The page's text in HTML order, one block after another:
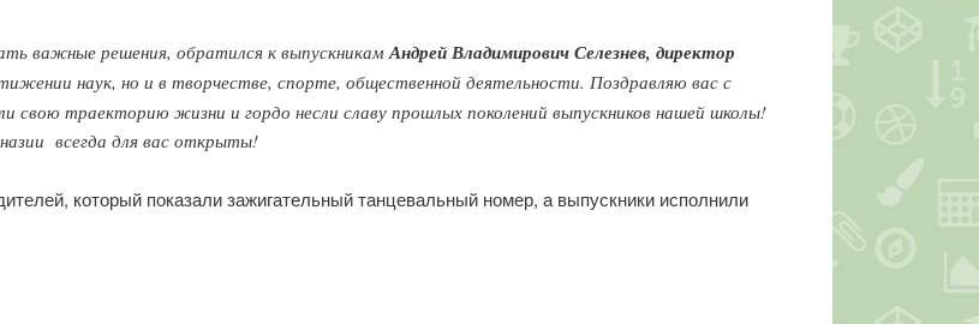
важные решения, обратился к выпускникамАндрей Владимирович Селезнев, директор
наук, но и в творчестве, спорте, общественной деятельности. Поздравляю вас с
траекторию жизни и гордо несли славу прошлых поколений выпускников нашей школы!
всегда для вас открыты!
который показали зажигательный танцевальный номер, а выпускники исполнили